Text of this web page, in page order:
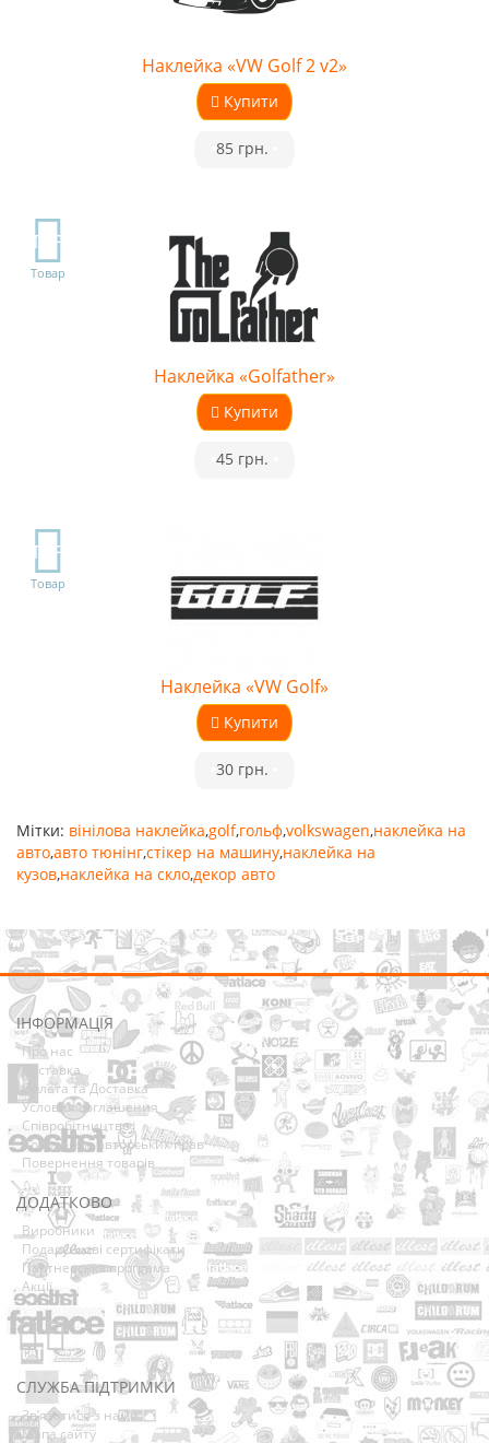
Наклейка «VW Golf 2 v2»
Купити
85 грн.
TOP
Товар
Наклейка «Golfather»
Купити
45 грн.
TOP
Товар
Наклейка «VW Golf»
Купити
30 грн.
Мітки: вінілова наклейка,golf,гольф,volkswagen,наклейка на
авто,авто тюнінг,стікер на машину,наклейка на
кузов,наклейка на скло,декор авто
ІНФОРМАЦІЯ
Про нас
Доставка
Оплата та Доставка
Условия соглашения
Співробітництво
Володарям авторських прав
Повернення товарів
ДОДАТКОВО
Виробники
Подарункові сертифікати
Партнерська програма
Акції
СЛУЖБА ПІДТРИМКИ
Зв’язатися з нами
Мапа сайту